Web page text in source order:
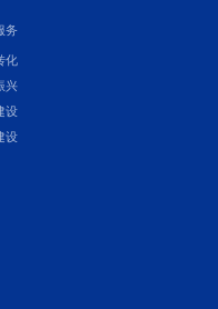
务
化
兴
设
设